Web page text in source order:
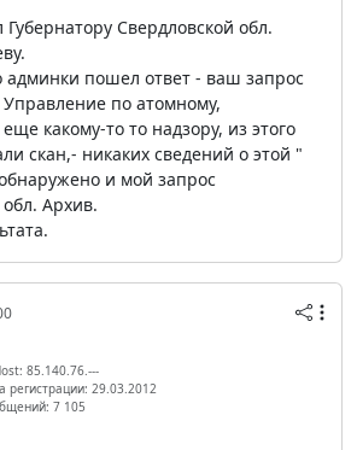
Свердловской обл.
админки пошел ответ - ваш запрос
по атомному,
какому-то то надзору, из этого
скан,- никаких сведений о этой "
и мой запрос
Архив.
85.140.76.---
регистрации: 29.03.2012
7 105